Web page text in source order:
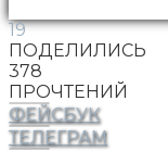
19
ПОДЕЛИЛИСЬ
378
ПРОЧТЕНИЙ
ФЕЙСБУК
ТЕЛЕГРАМ